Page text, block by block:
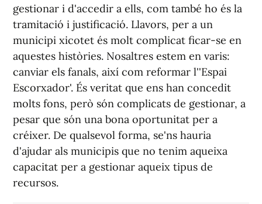
gestionar i d'accedir a ells, com també ho és la
tramitació i justificació. Llavors, per a un
municipi xicotet és molt complicat ficar-se en
aquestes històries. Nosaltres estem en varis:
canviar els fanals, així com reformar l''Espai
Escorxador'. És veritat que ens han concedit
molts fons, però són complicats de gestionar, a
pesar que són una bona oportunitat per a
créixer. De qualsevol forma, se'ns hauria
d'ajudar als municipis que no tenim aqueixa
capacitat per a gestionar aqueix tipus de
recursos.